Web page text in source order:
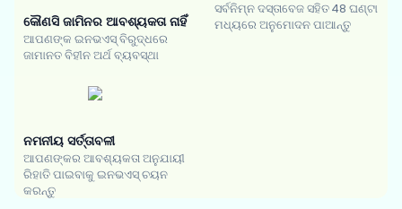
କୌଣସି ଜାମିନର ଆବଶ୍ୟକତା ନାହିଁ
ଆପଣଙ୍କ ଇନଭଏସ୍ ବିରୁଦ୍ଧରେ
ଜାମାନତ ବିହୀନ ଅର୍ଥ ବ୍ୟବସ୍ଥା
ସର୍ବନିମ୍ନ ଦସ୍ତାବେଜ ସହିତ 48 ଘଣ୍ଟା
ମଧ୍ୟରେ ଅନୁମୋଦନ ପାଆନ୍ତୁ
ନମନୀୟ ସର୍ତ୍ତାବଳୀ
ଆପଣଙ୍କର ଆବଶ୍ୟକତା ଅନୁଯାୟୀ
ରିହାତି ପାଇବାକୁ ଇନଭଏସ୍ ଚୟନ
କରନ୍ତୁ